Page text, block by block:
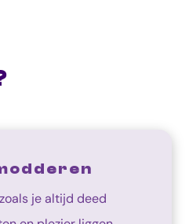
je altijd deed